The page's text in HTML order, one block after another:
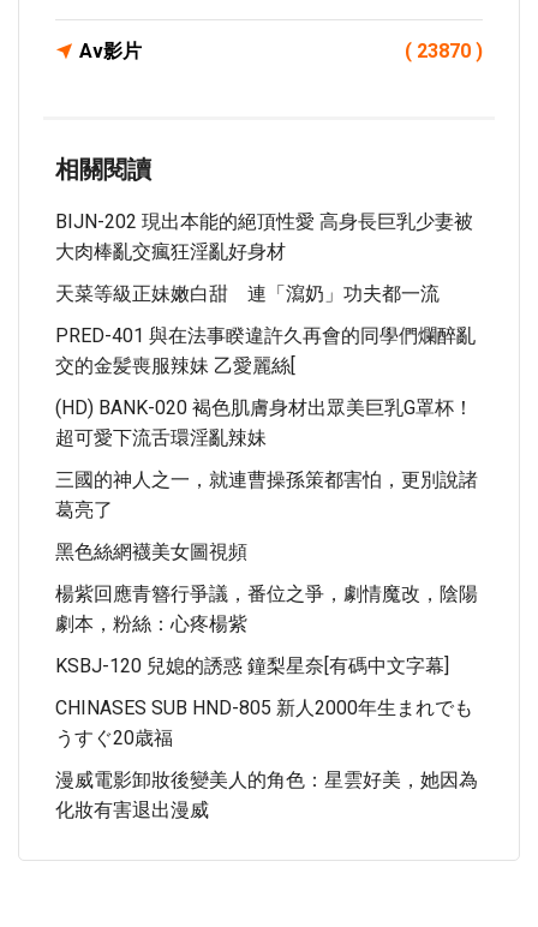
Av影片 ( 23870 )
相關閱讀
BIJN-202 現出本能的絕頂性愛 高身長巨乳少妻被
大肉棒亂交瘋狂淫亂好身材
天菜等級正妹嫩白甜 連「瀉奶」功夫都一流
PRED-401 與在法事睽違許久再會的同學們爛醉亂
交的金髪喪服辣妹 乙愛麗絲[
(HD) BANK-020 褐色肌膚身材出眾美巨乳G罩杯！
超可愛下流舌環淫亂辣妹
三國的神人之一，就連曹操孫策都害怕，更別說諸
葛亮了
黑色絲網襪美女圖視頻
楊紫回應青簪行爭議，番位之爭，劇情魔改，陰陽
劇本，粉絲：心疼楊紫
KSBJ-120 兒媳的誘惑 鐘梨星奈[有碼中文字幕]
CHINASES SUB HND-805 新人2000年生まれでも
うすぐ20歳福
漫威電影卸妝後變美人的角色：星雲好美，她因為
化妝有害退出漫威